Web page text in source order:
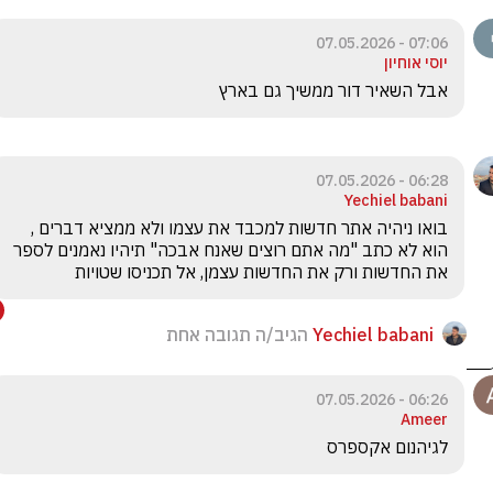
07:06 - 07.05.2026
יוסי אוחיון
אבל השאיר דור ממשיך גם בארץ
06:28 - 07.05.2026
Yechiel babani
את החדשות ורק את החדשות עצמן, אל תכניסו שטויות
Yechiel babani הגיב/ה תגובה אחת
06:26 - 07.05.2026
Ameer
לגיהנום אקספרס